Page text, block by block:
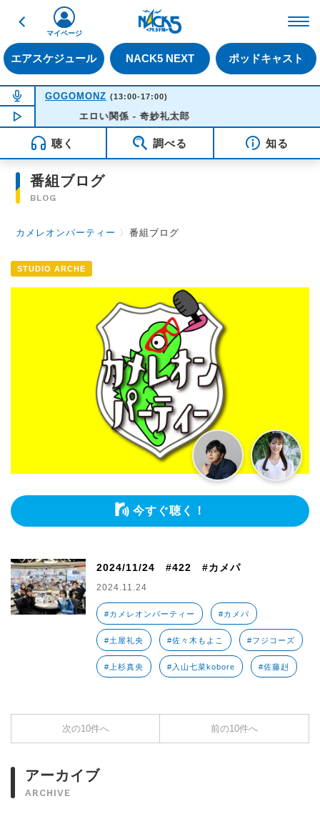
戻る
エアスケジュール NACK5 NEXT ポッドキャスト
マイページ
NOW ON AIR
GOGOMONZ (13:00-17:00)
NOW PLAYING14:56
エロい関係 - 奇妙礼太郎
聴く 調べる 知る
番組ブログ
BLOG
カメレオンパーティー 〉番組ブログ
STUDIO ARCHE
今すぐ聴く！
2024/11/24 #422 #カメパ
2024.11.24
#カメレオンパーティー #カメパ
#土屋礼央 #佐々木もよこ #フジコーズ
#上杉真央 #入山七菜kobore #佐藤赳
次の10件へ 前の10件へ
アーカイブ
ARCHIVE